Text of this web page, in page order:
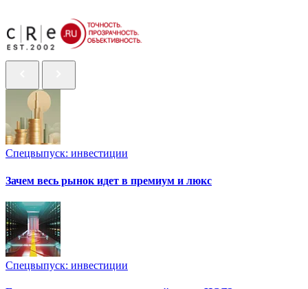
Спецвыпуск: инвестиции
Зачем весь рынок идет в премиум и люкс
Спецвыпуск: инвестиции